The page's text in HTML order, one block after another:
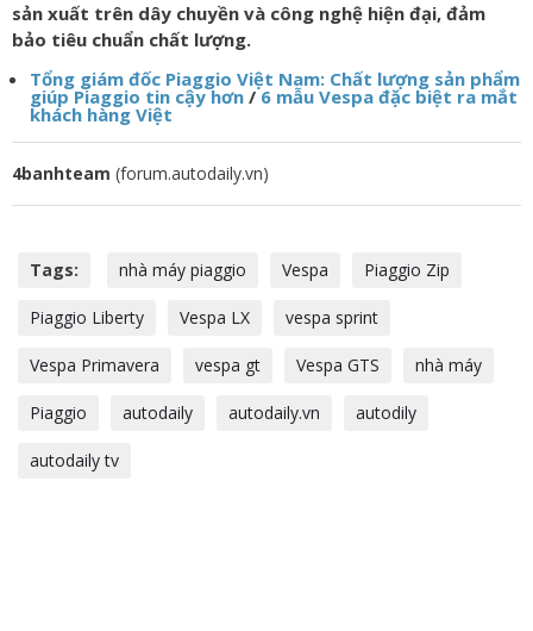
sản xuất trên dây chuyền và công nghệ hiện đại, đảm
bảo tiêu chuẩn chất lượng.
Tổng giám đốc Piaggio Việt Nam: Chất lượng sản phẩm
giúp Piaggio tin cậy hơn /6 mẫu Vespa đặc biệt ra mắt
khách hàng Việt
4banhteam (forum.autodaily.vn)
Tags: nhà máy piaggio Vespa Piaggio Zip
Piaggio Liberty Vespa LX vespa sprint
Vespa Primavera vespa gt Vespa GTS nhà máy
Piaggio autodaily autodaily.vn autodily
autodaily tv